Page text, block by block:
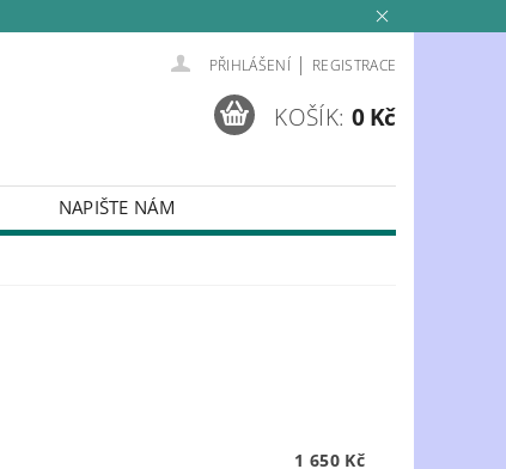
PŘIHLÁŠENÍ | REGISTRACE
KOŠÍK: 0 Kč
NAPIŠTE NÁM
1 650 Kč